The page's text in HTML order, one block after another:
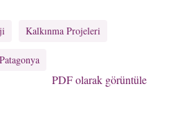
Kalkınma Projeleri
Patagonya
PDF olarak görüntüle